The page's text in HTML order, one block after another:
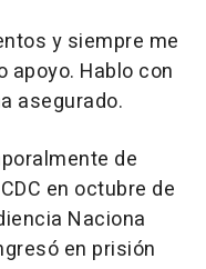
y siempre me
apoyo. Hablo con
asegurado.
de
en octubre de
Naciona
en prisión